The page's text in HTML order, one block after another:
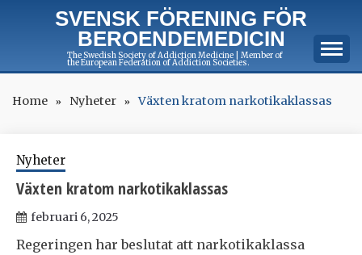
SVENSK FÖRENING FÖR
BEROENDEMEDICIN
The Swedish Society of Addiction Medicine | Member of
the European Federation of Addiction Societies.
Home Nyheter Växten kratom narkotikaklassas
Nyheter
Växten kratom narkotikaklassas
februari 6, 2025
Regeringen har beslutat att narkotikaklassa